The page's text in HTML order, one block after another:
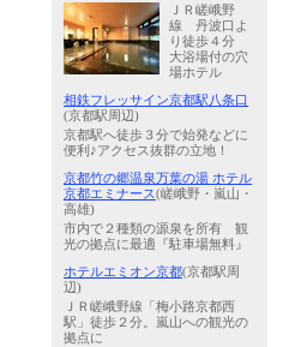
ＪＲ嵯峨野
線 丹波口よ
り徒歩４分
大浴場付の穴
場ホテル
相鉄フレッサイン京都駅八条口
(京都駅周辺)
京都駅へ徒歩３分で始発などに
便利♪アクセス抜群の立地！
京都竹の郷温泉万葉の湯 ホテル
京都エミナース(嵯峨野・嵐山・
高雄)
市内で２種類の源泉を所有 観
光の拠点に最適『駐車場無料』
ホテルエミオン京都(京都駅周
辺)
ＪＲ嵯峨野線「梅小路京都西
駅」徒歩２分。嵐山への観光の
拠点に